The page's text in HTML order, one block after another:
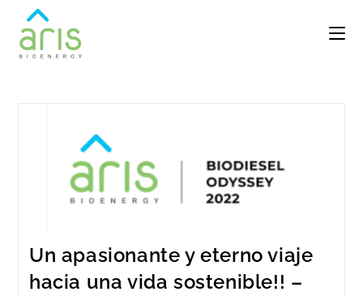
Un apasionante y eterno viaje
hacia una vida sostenible!! –